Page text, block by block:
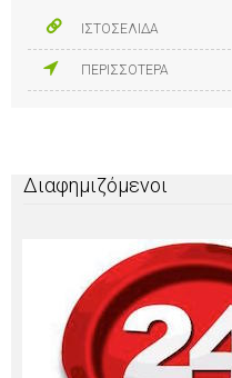
ΙΣΤΟΣΕΛΙΔΑ
ΠΕΡΙΣΣΟΤΕΡΑ
Διαφημιζόμενοι